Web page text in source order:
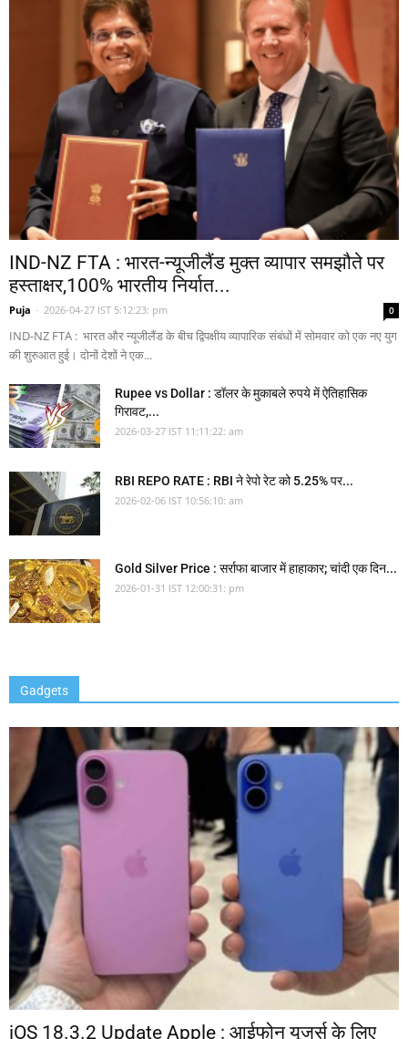
IND-NZ FTA : भारत-न्यूजीलैंड मुक्त व्यापार समझौते पर
हस्ताक्षर,100% भारतीय निर्यात...
Puja - 2026-04-27 IST 5:12:23: pm 0
IND-NZ FTA : भारत और न्यूजीलैंड के बीच द्विपक्षीय व्यापारिक संबंधों में सोमवार को एक नए युग
की शुरुआत हुई। दोनों देशों ने एक...
Rupee vs Dollar : डॉलर के मुकाबले रुपये में ऐतिहासिक
गिरावट,...
2026-03-27 IST 11:11:22: am
RBI REPO RATE : RBI ने रेपो रेट को 5.25% पर...
2026-02-06 IST 10:56:10: am
Gold Silver Price : सर्राफा बाजार में हाहाकार; चांदी एक दिन...
2026-01-31 IST 12:00:31: pm
Gadgets
iOS 18.3.2 Update Apple : आईफोन यूजर्स के लिए